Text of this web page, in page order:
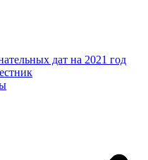
дат на 2021 год